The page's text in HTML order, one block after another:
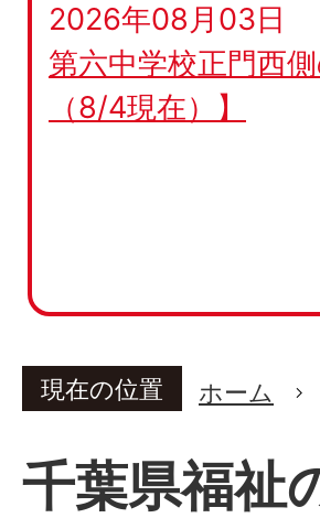
2026年08月03日
第六中学校正門西
（8/4現在）】
現在の位置 ホーム
千葉県福祉